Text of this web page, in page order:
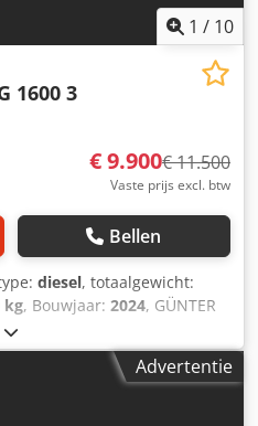
1 / 10
1600 3
€ 9.900€ 11.500
Vaste prijs excl. btw
Bellen
diesel, totaalgewicht:
kg, Bouwjaar: 2024, GÜNTER
3 cilinder
kubota Dankzij een
Grossmann en Kubota
onststaan.
GG1600.
Advertentie